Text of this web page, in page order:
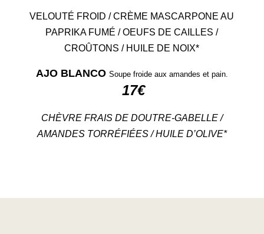
VELOUTÉ FROID / CRÈME MASCARPONE AU
PAPRIKA FUMÉ / OEUFS DE CAILLES /
CROÛTONS / HUILE DE NOIX*
AJO BLANCO Soupe froide aux amandes et pain.
17€
CHÈVRE FRAIS DE DOUTRE-GABELLE /
AMANDES TORRÉFIÉES / HUILE D’OLIVE*